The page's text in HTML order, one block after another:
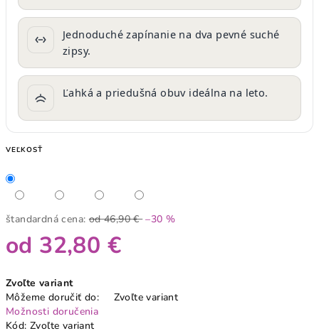
Jednoduché zapínanie na dva pevné suché
zipsy.
Ľahká a priedušná obuv ideálna na leto.
VEĽKOSŤ
štandardná cena: od 46,90 € –30 %
od 32,80 €
cena:
Zvoľte variant
Môžeme doručiť do:
Zvoľte variant
Možnosti doručenia
Kód: Zvoľte variant